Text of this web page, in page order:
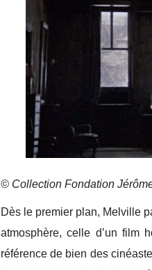
© Collection Fondation
Dès le premier plan, Melville
atmosphère, celle d’un film
référence de bien des